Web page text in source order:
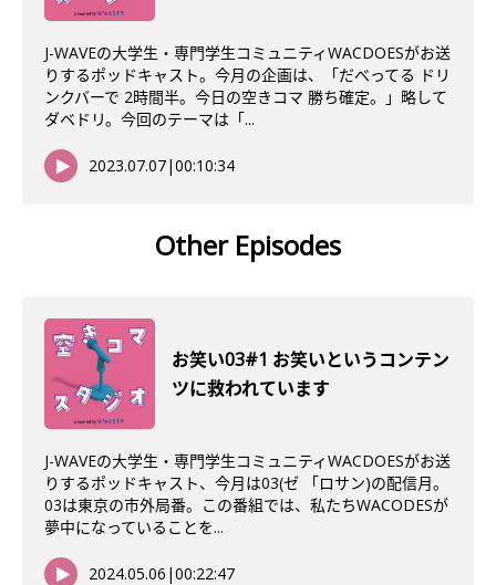
J-WAVEの大学生・専門学生コミュニティWACDOESがお送
りするポッドキャスト。今月の企画は、「だべってる ドリ
ンクバーで 2時間半。今日の空きコマ 勝ち確定。」略して
ダベドリ。今回のテーマは「...
2023.07.07|00:10:34
Other Episodes
お笑い03#1 お笑いというコンテン
ツに救われています
J-WAVEの大学生・専門学生コミュニティWACDOESがお送
りするポッドキャスト、今月は03(ゼ 「ロサン)の配信月。
03は東京の市外局番。この番組では、私たちWACODESが
夢中になっていることを...
2024.05.06 |00:22:47